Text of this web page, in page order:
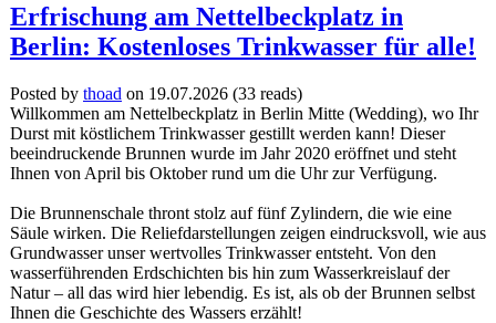
Erfrischung am Nettelbeckplatz in
Berlin: Kostenloses Trinkwasser für alle!
Posted by thoad on 19.07.2026 (33 reads)
Willkommen am Nettelbeckplatz in Berlin Mitte (Wedding), wo Ihr
Durst mit köstlichem Trinkwasser gestillt werden kann! Dieser
beeindruckende Brunnen wurde im Jahr 2020 eröffnet und steht
Ihnen von April bis Oktober rund um die Uhr zur Verfügung.
Die Brunnenschale thront stolz auf fünf Zylindern, die wie eine
Säule wirken. Die Reliefdarstellungen zeigen eindrucksvoll, wie aus
Grundwasser unser wertvolles Trinkwasser entsteht. Von den
wasserführenden Erdschichten bis hin zum Wasserkreislauf der
Natur – all das wird hier lebendig. Es ist, als ob der Brunnen selbst
Ihnen die Geschichte des Wassers erzählt!